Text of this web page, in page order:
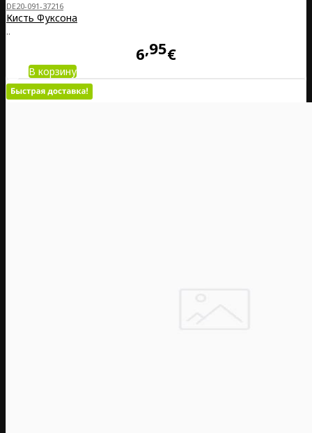
DE20-091-37216
Кисть Фуксона
..
6 95€
В корзину